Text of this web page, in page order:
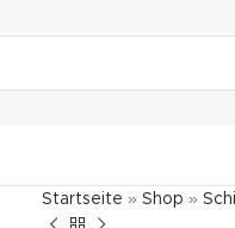
Startseite » Shop »